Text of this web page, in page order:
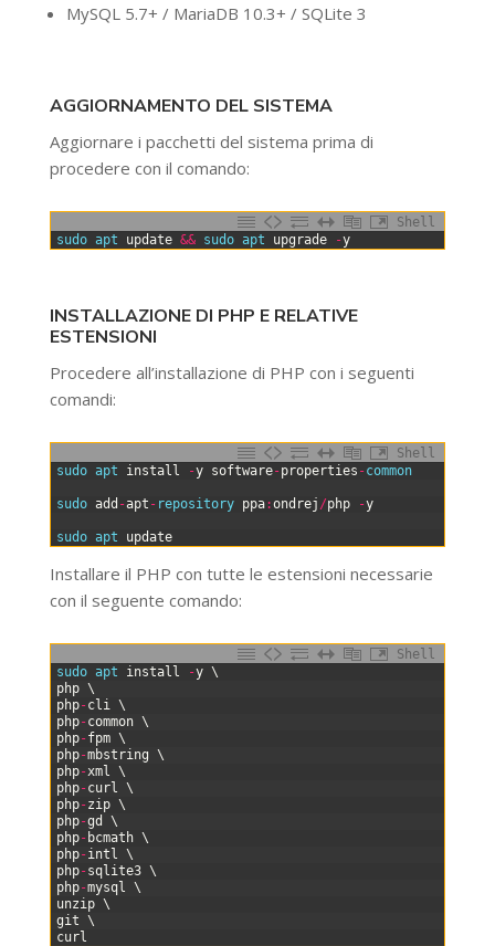
MySQL 5.7+ / MariaDB 10.3+ / SQLite 3
AGGIORNAMENTO DEL SISTEMA
Aggiornare i pacchetti del sistema prima di
procedere con il comando:
Shell
sudo apt update && sudo apt upgrade -y
INSTALLAZIONE DI PHP E RELATIVE
ESTENSIONI
Procedere all’installazione di PHP con i seguenti
comandi:
Shell
sudo apt install -y software-properties -common
sudo add -apt - repository ppa:ondrej /php -y
sudo apt update
Installare il PHP con tutte le estensioni necessarie
con il seguente comando:
Shell
sudo apt install -y \
php \
php-cli \
php-common \
php-fpm \
php-mbstring \
php-xml \
php-curl \
php-zip \
php-gd
\
php- bcmath \
php-intl \
php-sqlite3 \
php-mysql \
unzip \
git \
curl